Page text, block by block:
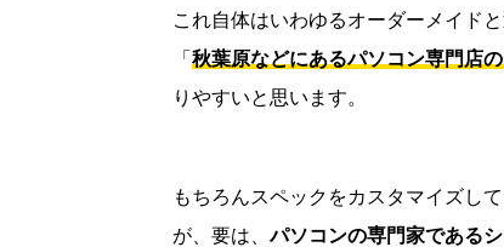
これ自体はいわゆるオーダーメイド
「 秋葉原などにあるパソコン専門店
りやすいと思います。
もちろんスペックをカスタマイズし
が、要は、パソコンの専門家である